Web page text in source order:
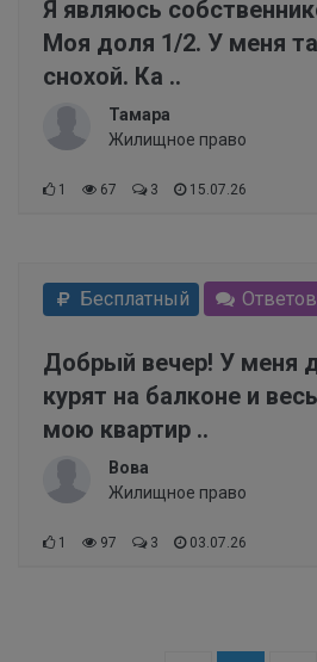
Я являюсь
Моя доля 1/2. У меня
снохой. Ка ..
Тамара
Жилищное право
1 67 3 15.07.26
Бесплатный
Добрый вечер! У меня
курят на балконе и
мою квартир ..
Вова
Жилищное право
1 97 3 03.07.26